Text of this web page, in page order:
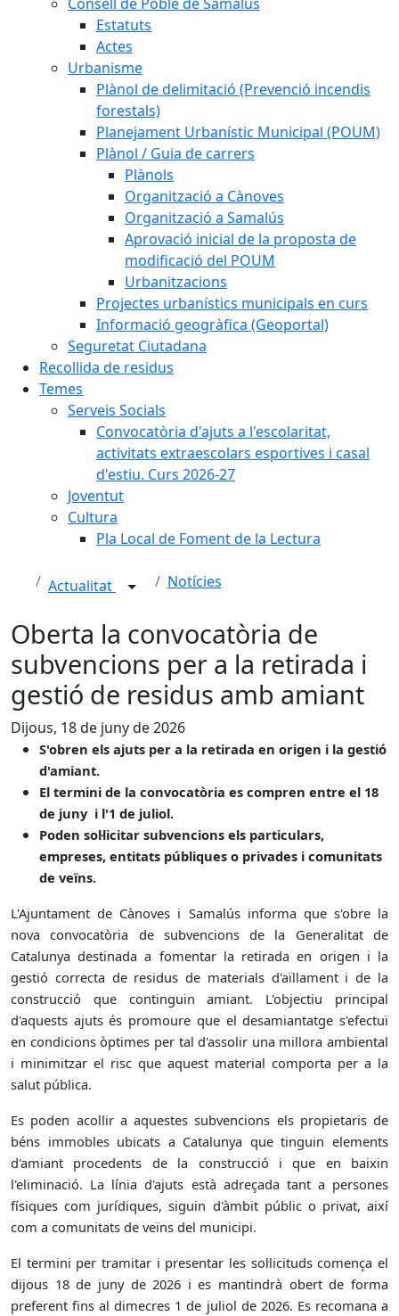
Estatuts
Actes
Urbanisme
Plànol de delimitació (Prevenció incendis
forestals)
Planejament Urbanístic Municipal (POUM)
Plànol / Guia de carrers
Plànols
Organització a Cànoves
Organització a Samalús
Aprovació inicial de la proposta de
modificació del POUM
Urbanitzacions
Projectes urbanístics municipals en curs
Informació geogràfica (Geoportal)
Seguretat Ciutadana
Recollida de residus
Temes
Serveis Socials
Convocatòria d'ajuts a l'escolaritat,
activitats extraescolars esportives i casal
d'estiu. Curs 2026-27
Joventut
Cultura
Pla Local de Foment de la Lectura
Actualitat Notícies
Oberta la convocatòria de
subvencions per a la retirada i
gestió de residus amb amiant
Dijous, 18 de juny de 2026
S'obren els ajuts per a la retirada en origen i la gestió
d'amiant.
El termini de la convocatòria es compren entre el 18
de juny i l'1 de juliol.
Poden sol·licitar subvencions els particulars,
empreses, entitats públiques o privades i comunitats
de veïns.
L'Ajuntament de Cànoves i Samalús informa que s'obre la
nova convocatòria de subvencions de la Generalitat de
Catalunya destinada a fomentar la retirada en origen i la
gestió correcta de residus de materials d'aïllament i de la
construcció que continguin amiant. L'objectiu principal
d'aquests ajuts és promoure que el desamiantatge s'efectuï
en condicions òptimes per tal d'assolir una millora ambiental
i minimitzar el risc que aquest material comporta per a la
salut pública.
Es poden acollir a aquestes subvencions els propietaris de
béns immobles ubicats a Catalunya que tinguin elements
d'amiant procedents de la construcció i que en baixin
l'eliminació. La línia d'ajuts està adreçada tant a persones
físiques com jurídiques, siguin d'àmbit públic o privat, així
com a comunitats de veïns del municipi.
El termini per tramitar i presentar les sol·licituds comença el
dijous 18 de juny de 2026 i es mantindrà obert de forma
preferent fins al dimecres 1 de juliol de 2026. Es recomana a